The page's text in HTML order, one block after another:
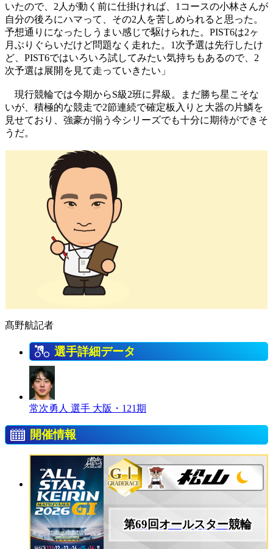
いたので、2人が動く前に仕掛ければ、1コースの小林さんが
自分の後ろにハマって、その2人を苦しめられると思った。
予想通りになったしうまい感じで駆けられた。PIST6は2ヶ
月ぶりぐらいだけど問題なく走れた。1次予選は先行したけ
ど、PIST6ではいろいろ試してみたい気持ちもあるので、2
次予選は展開を見て走っていきたい」
現行競輪では今期からS級2班に昇級。まだ勝ち星こそな
いが、積極的な競走で2節連続で確定板入りと大器の片鱗を
見せており、強豪が揃う今シリーズでも十分に期待ができそ
うだ。
髙野航記者
選手詳細データ
常次勇人 選手 大阪・121期
開催情報
GⅠ
GRADERACE
第69回オールスター競輪